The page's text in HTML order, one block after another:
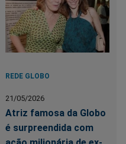
REDE GLOBO
21/05/2026
Atriz famosa da Globo
é surpreendida com